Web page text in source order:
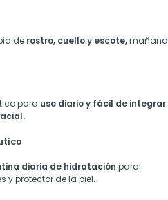
de rostro, cuello y escote,mañana
para uso diario y fácil de integrar
diaria de hidratación para
y protector de la piel.